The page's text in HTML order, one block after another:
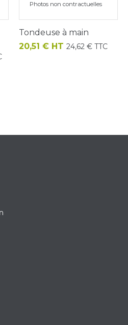
Photos non contractuelles
Tondeuse à main
Prix
20,51 € HT 24,62 € TTC